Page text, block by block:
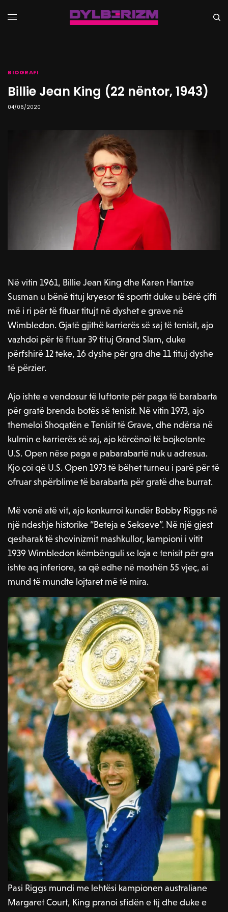
BIOGRAFI
Billie Jean King (22 nëntor, 1943)
04/06/2020
Në vitin 1961, Billie Jean King dhe Karen Hantze
Susman u bënë tituj kryesor të sportit duke u bërë çifti
më i ri për të fituar titujt në dyshet e grave në
Wimbledon. Gjatë gjithë karrierës së saj të tenisit, ajo
vazhdoi për të fituar 39 tituj Grand Slam, duke
përfshirë 12 teke, 16 dyshe për gra dhe 11 tituj dyshe
të përzier.
Ajo ishte e vendosur të luftonte për paga të barabarta
për gratë brenda botës së tenisit. Në vitin 1973, ajo
themeloi Shoqatën e Tenisit të Grave, dhe ndërsa në
kulmin e karrierës së saj, ajo kërcënoi të bojkotonte
U.S. Open nëse paga e pabarabartë nuk u adresua.
Kjo çoi që U.S. Open 1973 të bëhet turneu i parë për të
ofruar shpërblime të barabarta për gratë dhe burrat.
Më vonë atë vit, ajo konkurroi kundër Bobby Riggs në
një ndeshje historike “Beteja e Sekseve”. Në një gjest
qesharak të shovinizmit mashkullor, kampioni i vitit
1939 Wimbledon këmbënguli se loja e tenisit për gra
ishte aq inferiore, sa që edhe në moshën 55 vjeç, ai
mund të mundte lojtaret më të mira.
Pasi Riggs mundi me lehtësi kampionen australiane
Margaret Court, King pranoi sfidën e tij dhe duke e